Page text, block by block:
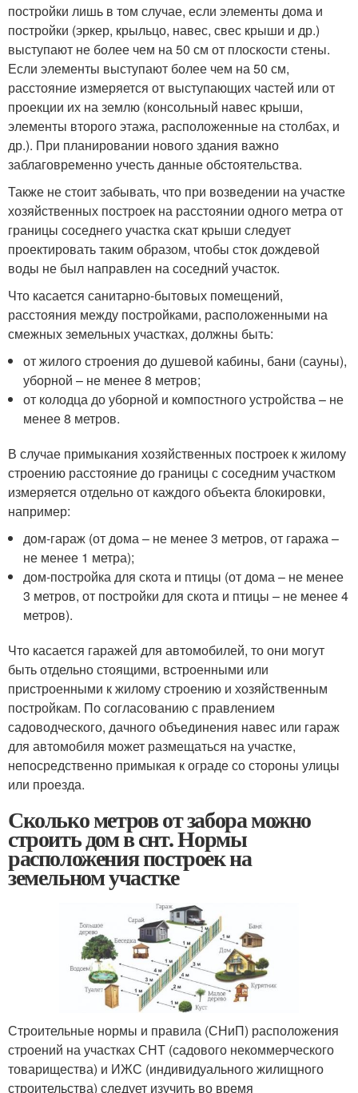
постройки лишь в том случае, если элементы дома и
постройки (эркер, крыльцо, навес, свес крыши и др.)
выступают не более чем на 50 см от плоскости стены.
Если элементы выступают более чем на 50 см,
расстояние измеряется от выступающих частей или от
проекции их на землю (консольный навес крыши,
элементы второго этажа, расположенные на столбах, и
др.). При планировании нового здания важно
заблаговременно учесть данные обстоятельства.
Также не стоит забывать, что при возведении на участке
хозяйственных построек на расстоянии одного метра от
границы соседнего участка скат крыши следует
проектировать таким образом, чтобы сток дождевой
воды не был направлен на соседний участок.
Что касается санитарно-бытовых помещений,
расстояния между постройками, расположенными на
смежных земельных участках, должны быть:
от жилого строения до душевой кабины, бани (сауны),
уборной – не менее 8 метров;
от колодца до уборной и компостного устройства – не
менее 8 метров.
В случае примыкания хозяйственных построек к жилому
строению расстояние до границы с соседним участком
измеряется отдельно от каждого объекта блокировки,
например:
дом-гараж (от дома – не менее 3 метров, от гаража –
не менее 1 метра);
дом-постройка для скота и птицы (от дома – не менее
3 метров, от постройки для скота и птицы – не менее 4
метров).
Что касается гаражей для автомобилей, то они могут
быть отдельно стоящими, встроенными или
пристроенными к жилому строению и хозяйственным
постройкам. По согласованию с правлением
садоводческого, дачного объединения навес или гараж
для автомобиля может размещаться на участке,
непосредственно примыкая к ограде со стороны улицы
или проезда.
Сколько метров от забора можно
строить дом в снт. Нормы
расположения построек на
земельном участке
Строительные нормы и правила (СНиП) расположения
строений на участках СНТ (садового некоммерческого
товарищества) и ИЖС (индивидуального жилищного
строительства) следует изучить во время